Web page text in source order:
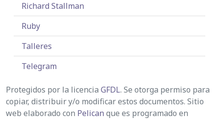
Richard Stallman
Ruby
Talleres
Telegram
Protegidos por la licencia GFDL. Se otorga permiso para
copiar, distribuir y/o modificar estos documentos. Sitio
web elaborado con Pelican que es programado en